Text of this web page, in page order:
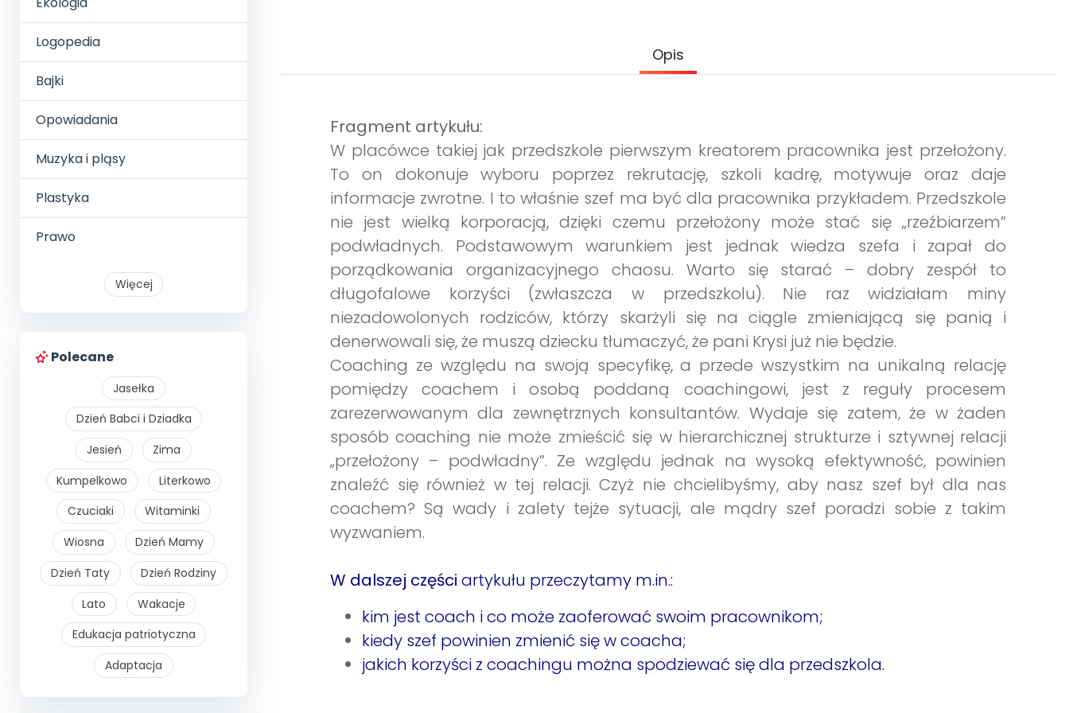
Logopedia
Bajki
Opowiadania
Muzyka i pląsy
Plastyka
Prawo
Więcej
Polecane
Jasełka
Dzień Babci i Dziadka
Jesień
Zima
Kumpelkowo
Literkowo
Czuciaki
Witaminki
Wiosna
Dzień Mamy
Dzień Taty
Dzień Rodziny
Lato
Wakacje
Edukacja patriotyczna
Adaptacja
Opis
Fragment artykułu:
W placówce takiej jak przedszkole pierwszym kreatorem pracownika jest przełożony.
To on dokonuje wyboru poprzez rekrutację, szkoli kadrę, motywuje oraz daje
informacje zwrotne. I to właśnie szef ma być dla pracownika przykładem. Przedszkole
nie jest wielką korporacją, dzięki czemu przełożony może stać się „rzeźbiarzem”
podwładnych. Podstawowym warunkiem jest jednak wiedza szefa i zapał do
porządkowania organizacyjnego chaosu. Warto się starać – dobry zespół to
długofalowe korzyści (zwłaszcza w przedszkolu). Nie raz widziałam miny
niezadowolonych rodziców, którzy skarżyli się na ciągle zmieniającą się panią i
denerwowali się, że muszą dziecku tłumaczyć, że pani Krysi już nie będzie.
Coaching ze względu na swoją specyfikę, a przede wszystkim na unikalną relację
pomiędzy coachem i osobą poddaną coachingowi, jest z reguły procesem
zarezerwowanym dla zewnętrznych konsultantów. Wydaje się zatem, że w żaden
sposób coaching nie może zmieścić się w hierarchicznej strukturze i sztywnej relacji
„przełożony – podwładny”. Ze względu jednak na wysoką efektywność, powinien
znaleźć się również w tej relacji. Czyż nie chcielibyśmy, aby nasz szef był dla nas
coachem? Są wady i zalety tejże sytuacji, ale mądry szef poradzi sobie z takim
wyzwaniem.
W dalszej części artykułu przeczytamy m.in.:
kim jest coach i co może zaoferować swoim pracownikom;
kiedy szef powinien zmienić się w coacha;
jakich korzyści z coachingu można spodziewać się dla przedszkola.